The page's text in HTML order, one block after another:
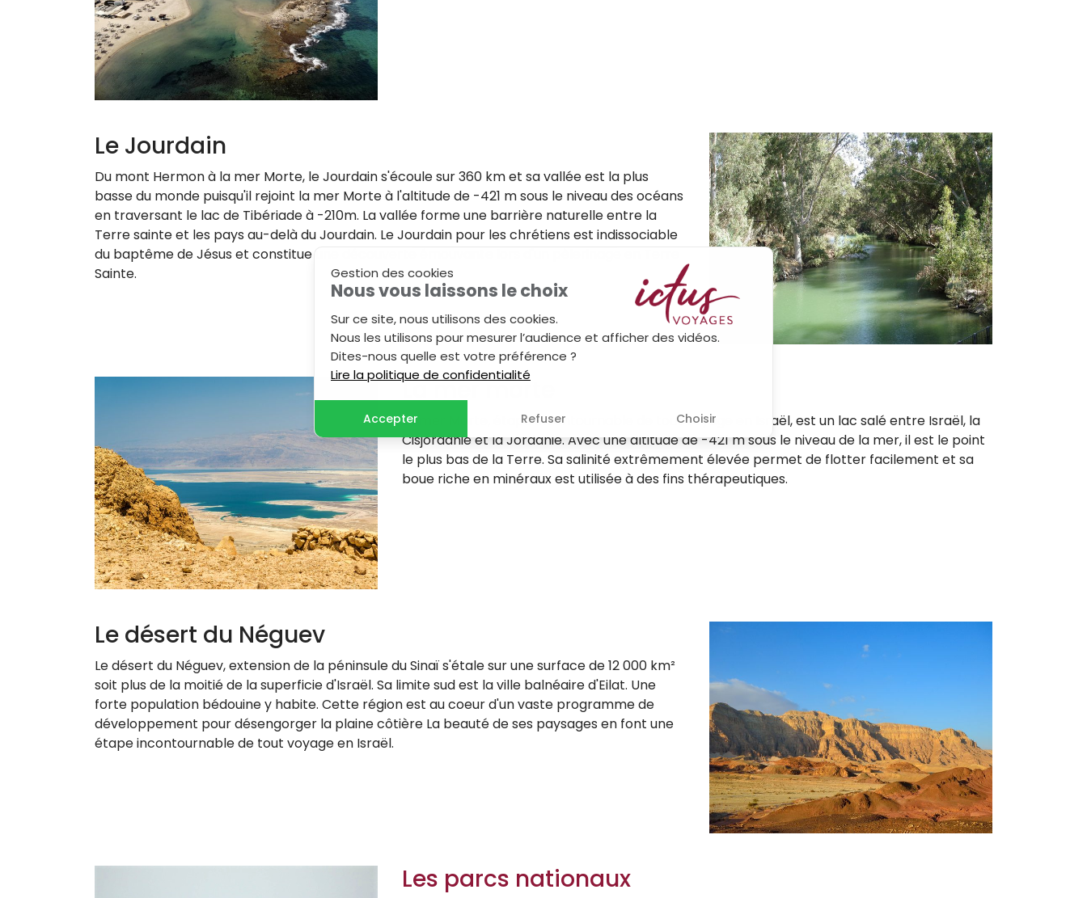
Gestion des cookies
Nous vous laissons le choix
Sur ce site, nous utilisons des cookies.
Nous les utilisons pour mesurer l’audience et afficher des vidéos.
Dites-nous quelle est votre préférence ?
Lire la politique de confidentialité
Accepter Refuser Choisir
Le Jourdain
Du mont Hermon à la mer Morte, le Jourdain s'écoule sur 360 km et sa vallée est la plus
basse du monde puisqu'il rejoint la mer Morte à l'altitude de -421 m sous le niveau des océans
en traversant le lac de Tibériade à -210m. La vallée forme une barrière naturelle entre la
Terre sainte et les pays au-delà du Jourdain. Le Jourdain pour les chrétiens est indissociable
du baptême de Jésus et constitue une découverte émouvante lors d'un pèlerinage en Terre
Sainte.
La mer morte
La mer Morte, étape incontournable de tout voyage en Israël, est un lac salé entre Israël, la
Cisjordanie et la Jordanie. Avec une altitude de -421 m sous le niveau de la mer, il est le point
le plus bas de la Terre. Sa salinité extrêmement élevée permet de flotter facilement et sa
boue riche en minéraux est utilisée à des fins thérapeutiques.
Le désert du Néguev
Le désert du Néguev, extension de la péninsule du Sinaï s'étale sur une surface de 12 000 km²
soit plus de la moitié de la superficie d'Israël. Sa limite sud est la ville balnéaire d'Eilat. Une
forte population bédouine y habite. Cette région est au coeur d'un vaste programme de
développement pour désengorger la plaine côtière La beauté de ses paysages en font une
étape incontournable de tout voyage en Israël.
Les parcs nationaux